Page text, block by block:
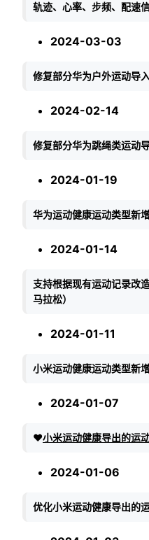
轨迹、心率、步频、配速
2024-03-03
修复部分华为户外运动导
2024-02-14
修复部分华为跳绳类运动
2024-01-19
华为运动健康运动类型新
2024-01-14
支持根据现有运动记录改
马拉松）
2024-01-11
小米运动健康运动类型新
2024-01-07
❤️小米运动健康导出的运
2024-01-06
优化小米运动健康导出的